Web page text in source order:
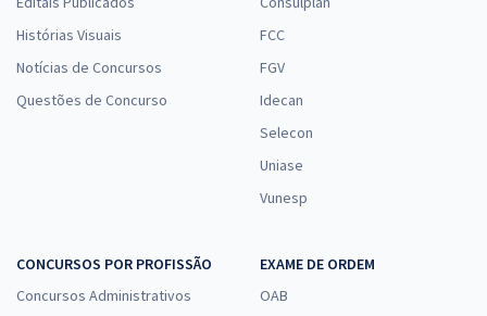
Histórias Visuais
Notícias de Concursos
Questões de Concurso
FCC
FGV
Idecan
Selecon
Uniase
Vunesp
CONCURSOS POR PROFISSÃO
Concursos Administrativos
EXAME DE ORDEM
OAB